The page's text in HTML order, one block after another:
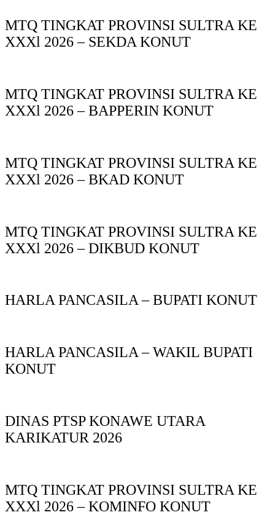
MTQ TINGKAT PROVINSI SULTRA KE
XXXl 2026 – SEKDA KONUT
MTQ TINGKAT PROVINSI SULTRA KE
XXXl 2026 – BAPPERIN KONUT
MTQ TINGKAT PROVINSI SULTRA KE
XXXl 2026 – BKAD KONUT
MTQ TINGKAT PROVINSI SULTRA KE
XXXl 2026 – DIKBUD KONUT
HARLA PANCASILA – BUPATI KONUT
HARLA PANCASILA – WAKIL BUPATI
KONUT
DINAS PTSP KONAWE UTARA
KARIKATUR 2026
MTQ TINGKAT PROVINSI SULTRA KE
XXXl 2026 – KOMINFO KONUT